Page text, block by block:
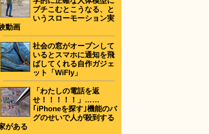
ブチこむとこうなる、と
いうスローモーション実
動画
社会の窓がオープンして
いるとスマホに通知を飛
ばしてくれる自作ガジェ
ット「WiFly」
「わたしの電話を返
せ！！！！！」……
｢iPhoneを探す｣機能のバ
グのせいで人が殺到する
がある